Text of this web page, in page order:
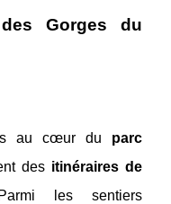
Gorges du
au cœur du parc
des itinéraires de
les sentiers